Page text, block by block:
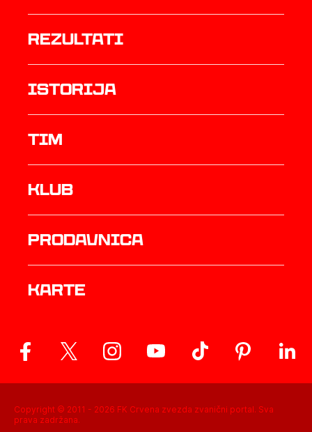
rezultati
istorija
TIM
Klub
prodavnica
Karte
Copyright © 2011 - 2026 FK Crvena zvezda zvanični portal. Sva
prava zadržana.